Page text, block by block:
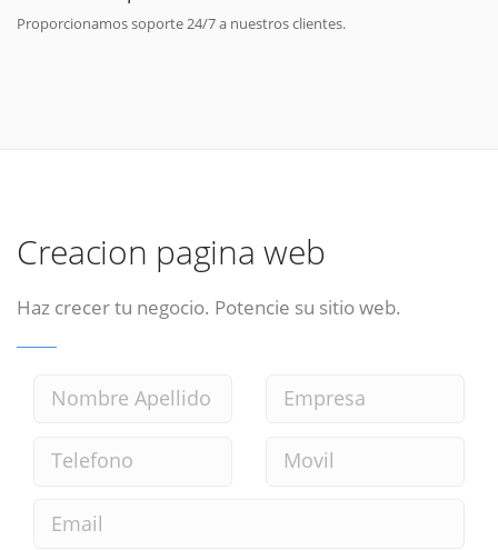
Proporcionamos soporte 24/7 a nuestros clientes.
Creacion pagina web
Haz crecer tu negocio. Potencie su sitio web.